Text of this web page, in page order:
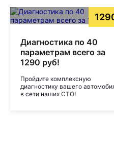
Диагностика по 40
параметрам всего за
1290 руб!
Пройдите комплексную
диагностику вашего
в сети наших СТО!